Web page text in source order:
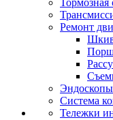
Тормозная
Ремонт
Система
Тележки